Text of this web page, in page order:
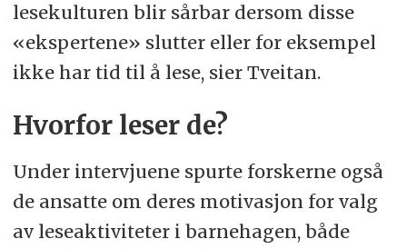
lesekulturen blir sårbar dersom disse
«ekspertene» slutter eller for eksempel
ikke har tid til å lese, sier Tveitan.
Hvorfor leser de?
Under intervjuene spurte forskerne også
de ansatte om deres motivasjon for valg
av leseaktiviteter i barnehagen, både